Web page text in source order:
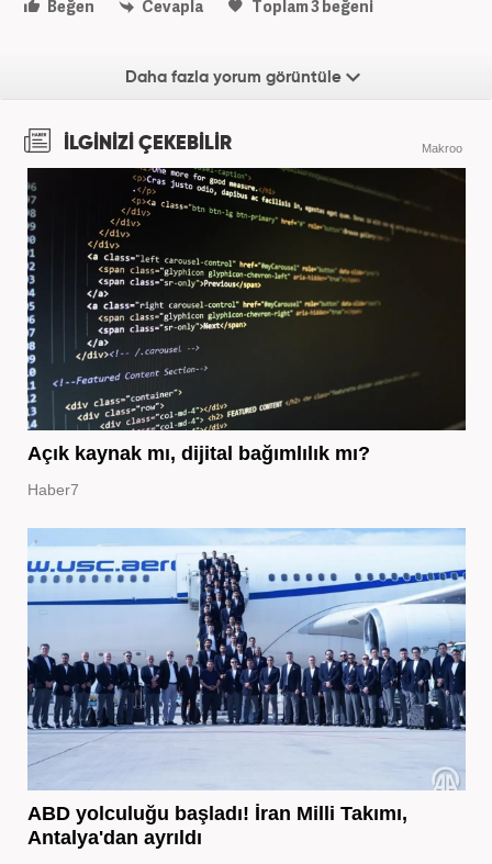
Beğen Cevapla Toplam3 beğeni
Daha fazla yorum görüntüle
İLGİNİZİ ÇEKEBİLİR Makroo
Açık kaynak mı, dijital bağımlılık mı?
Haber7
ABD yolculuğu başladı! İran Milli Takımı,
Antalya'dan ayrıldı